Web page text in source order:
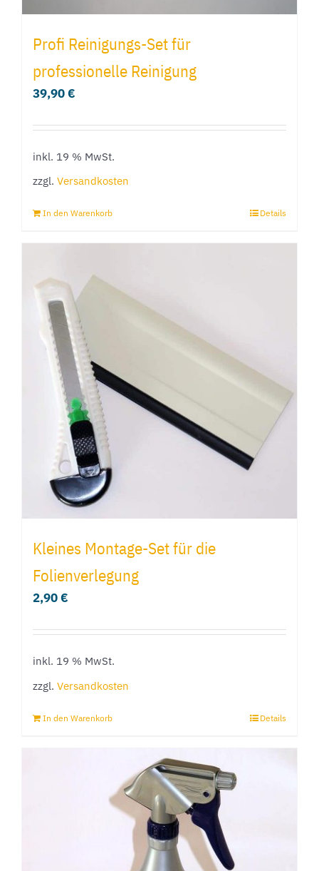
Profi Reinigungs-Set für
professionelle Reinigung
39,90€
inkl. 19 % MwSt.
zzgl. Versandkosten
In den Warenkorb Details
Kleines Montage-Set für die
Folienverlegung
2,90€
inkl. 19 % MwSt.
zzgl. Versandkosten
In den Warenkorb Details